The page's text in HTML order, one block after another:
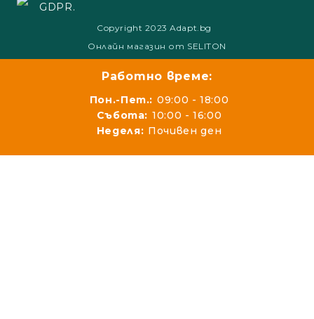
GDPR.
Copyright 2023 Adapt.bg
Онлайн магазин от SELITON
Работно време:
Пон.-Пет.: 09:00 - 18:00
Събота: 10:00 - 16:00
Неделя: Почивен ден